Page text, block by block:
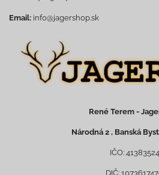
Email: info@jagershop.sk
René Terem -
Národná 2 , Banská
IČO: 41383524
DIČ: